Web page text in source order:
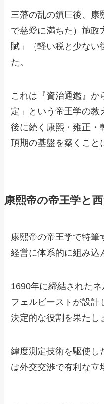
三藩の乱の鎮圧後、康
で慈愛に満ちた）施政
賦」（軽い税と少ない
た。
これは『資治通鑑』か
定」という帝王学の教
後に続く康熙・雍正・
頂期の基盤を築くこと
康熙帝の帝王学と
康熙帝の帝王学で特筆
経営に体系的に組み込
1690年に締結されたネ
フェルビーストが設計
決定的な役割を果たし
緯度測定技術を駆使し
は外交交渉で有利な立